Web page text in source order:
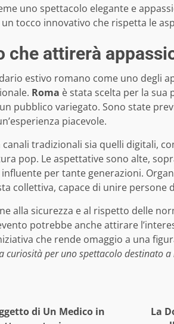
uno spettacolo elegante e
tocco innovativo che rispetta le
che attirerà
estivo romano come uno degli
Roma è stata scelta per la sua
pubblico variegato. Sono state
piacevole.
tradizionali sia quelli digitali,
pop. Le aspettative sono alte,
per tante generazioni.
collettiva, capace di unire persone
alla sicurezza e al rispetto delle
potrebbe anche attirare
che rende omaggio a una
curiosità per uno spettacolo destinato
di Un Medico in
La